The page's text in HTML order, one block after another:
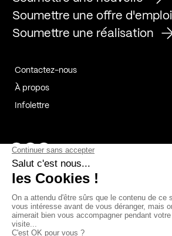
Soumettre une offre d'emploi
Soumettre une réalisation
Contactez-nous
À propos
Infolettre
Page Facebook de Kollectif
Page Instagram de Kollectif
Page Linkedin de Kollectif